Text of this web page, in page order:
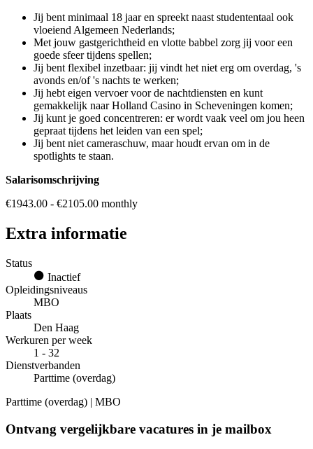
Jij bent minimaal 18 jaar en spreekt naast studententaal ook
vloeiend Algemeen Nederlands;
Met jouw gastgerichtheid en vlotte babbel zorg jij voor een
goede sfeer tijdens spellen;
Jij bent flexibel inzetbaar: jij vindt het niet erg om overdag, 's
avonds en/of 's nachts te werken;
Jij hebt eigen vervoer voor de nachtdiensten en kunt
gemakkelijk naar Holland Casino in Scheveningen komen;
Jij kunt je goed concentreren: er wordt vaak veel om jou heen
gepraat tijdens het leiden van een spel;
Jij bent niet cameraschuw, maar houdt ervan om in de
spotlights te staan.
Salarisomschrijving
€1943.00 - €2105.00 monthly
Extra informatie
Status
Inactief
Opleidingsniveaus
MBO
Plaats
Den Haag
Werkuren per week
1 - 32
Dienstverbanden
Parttime (overdag)
Parttime (overdag) | MBO
Ontvang vergelijkbare vacatures in je mailbox